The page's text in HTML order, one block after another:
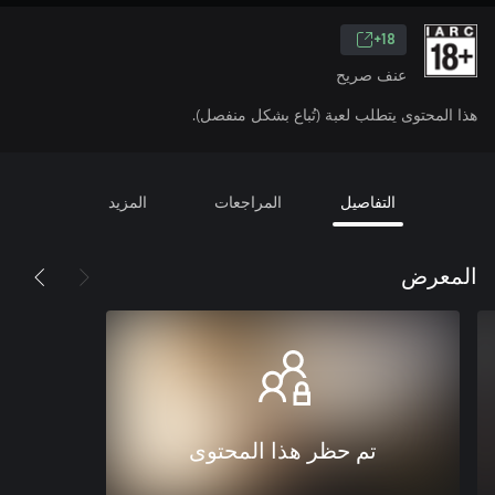
18+
عنف صريح
هذا المحتوى يتطلب لعبة (تُباع بشكل منفصل).
التفاصيل المراجعات المزيد
المعرض
تم حظر هذا المحتوى